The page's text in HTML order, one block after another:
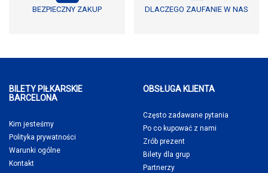
BEZPIECZNY ZAKUP DLACZEGO ZAUFANIE W NAS
BILETY PIŁKARSKIE
BARCELONA
Kim jesteśmy
Polityka prywatności
Warunki ogólne
Kontakt
OBSŁUGA KLIENTA
Często zadawane pytania
Po co kupować z nami
Zrób prezent
Bilety dla grup
Partnerzy